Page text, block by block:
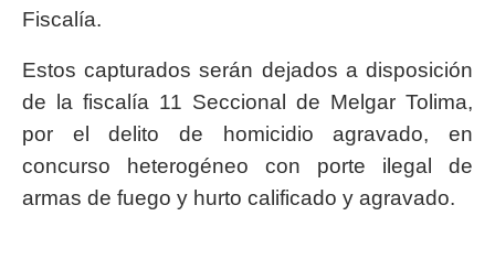
Fiscalía.
Estos capturados serán dejados a disposición
de la fiscalía 11 Seccional de Melgar Tolima,
por el delito de homicidio agravado, en
concurso heterogéneo con porte ilegal de
armas de fuego y hurto calificado y agravado.